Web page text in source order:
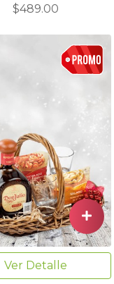
$489.00
Ver Detalle